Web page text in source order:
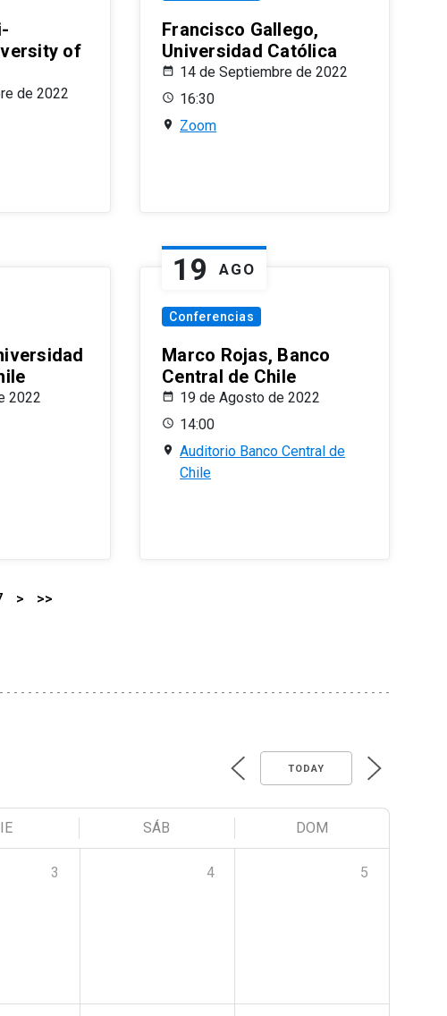
of
de 2022
Francisco Gallego,
Universidad Católica
14 de Septiembre de 2022
16:30
Zoom
2022
19 AGO
Conferencias
Marco Rojas, Banco
Central de Chile
19 de Agosto de 2022
14:00
Auditorio Banco Central de
Chile
> >>
TODAY
SÁB DOM
3 4 5